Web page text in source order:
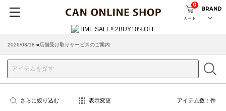
カート
0
BRAND
2026/03/18 ■店舗受け取りサービスのご案内
さらに絞り込む 表示変更 アイテム数： 件